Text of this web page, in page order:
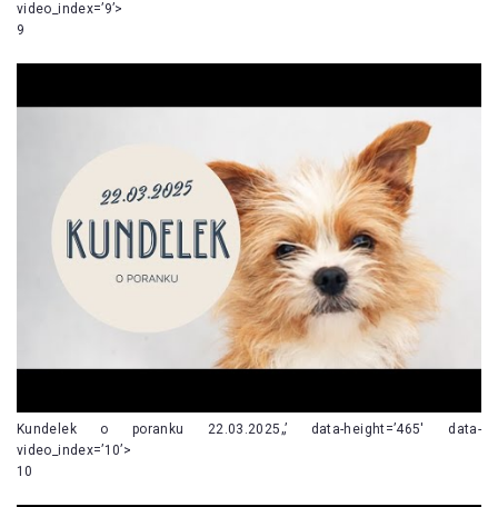
video_index=’9’>
9
Kundelek o poranku 22.03.2025„’ data-height=’465′ data-
video_index=’10’>
10